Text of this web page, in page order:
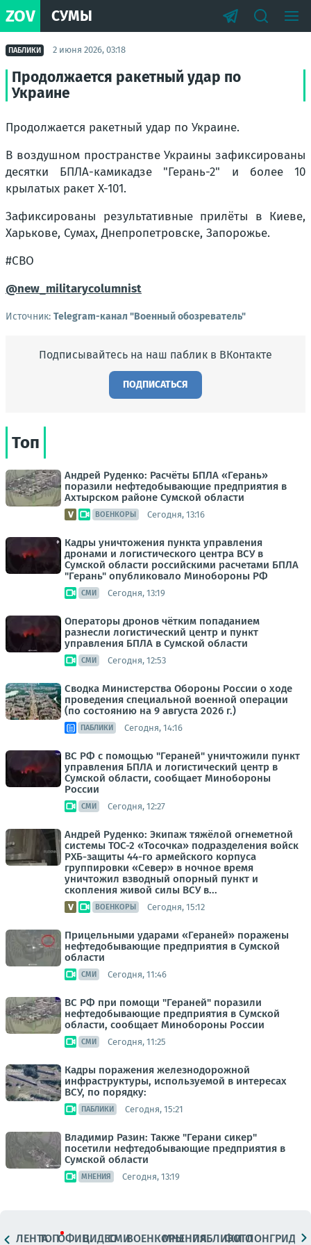
ZOV СУМЫ
ПАБЛИКИ 2 июня 2026, 03:18
Продолжается ракетный удар по
Украине
Продолжается ракетный удар по Украине.
В воздушном пространстве Украины зафиксированы
десятки БПЛА-камикадзе "Герань-2" и более 10
крылатых ракет Х-101.
Зафиксированы результативные прилёты в Киеве,
Харькове, Сумах, Днепропетровске, Запорожье.
#СВО
@new_militarycolumnist
Источник: Telegram-канал "Военный обозреватель"
Подписывайтесь на наш паблик в ВКонтакте
ПОДПИСАТЬСЯ
Топ
Андрей Руденко: Расчёты БПЛА «Герань»
поразили нефтедобывающие предприятия в
Ахтырском районе Сумской области
ВОЕНКОРЫ Сегодня, 13:16
Кадры уничтожения пункта управления
дронами и логистического центра ВСУ в
Сумской области российскими расчетами БПЛА
"Герань" опубликовало Минобороны РФ
СМИ Сегодня, 13:19
Операторы дронов чётким попаданием
разнесли логистический центр и пункт
управления БПЛА в Сумской области
СМИ Сегодня, 12:53
Сводка Министерства Обороны России о ходе
проведения специальной военной операции
(по состоянию на 9 августа 2026 г.)
ПАБЛИКИ Сегодня, 14:16
ВС РФ с помощью "Гераней" уничтожили пункт
управления БПЛА и логистический центр в
Сумской области, сообщает Минобороны
России
СМИ Сегодня, 12:27
Андрей Руденко: Экипаж тяжёлой огнеметной
системы ТОС-2 «Тосочка» подразделения войск
РХБ-защиты 44-го армейского корпуса
группировки «Север» в ночное время
уничтожил взводный опорный пункт и
скопления живой силы ВСУ в...
ВОЕНКОРЫ Сегодня, 15:12
Прицельными ударами «Гераней» поражены
нефтедобывающие предприятия в Сумской
области
СМИ Сегодня, 11:46
ВС РФ при помощи "Гераней" поразили
нефтедобывающие предприятия в Сумской
области, сообщает Минобороны России
СМИ Сегодня, 11:25
Кадры поражения железнодорожной
инфраструктуры, используемой в интересах
ВСУ, по порядку:
ПАБЛИКИ Сегодня, 15:21
Владимир Разин: Также "Герани сикер"
посетили нефтедобывающие предприятия в
Сумской области
МНЕНИЯ Сегодня, 13:19
ЛЕНТАТОПОФИЦ.ВИДЕОСМИВОЕНКОРЫМНЕНИЯПАБЛИКИ
ФОТОЛОНГРИДЫ